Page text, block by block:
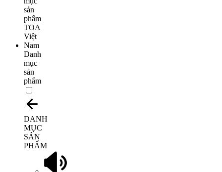
Danh
mục
sản
phẩm
DANH
MỤC
SẢN
PHẨM